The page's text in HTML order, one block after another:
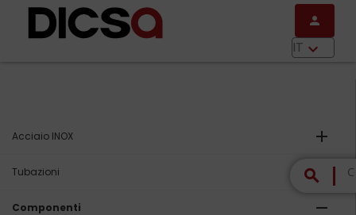
Salta al contenuto principale
person
IT keyboard_arrow_down
search
Acciaio INOX add
Tubazioni add
Componenti remove